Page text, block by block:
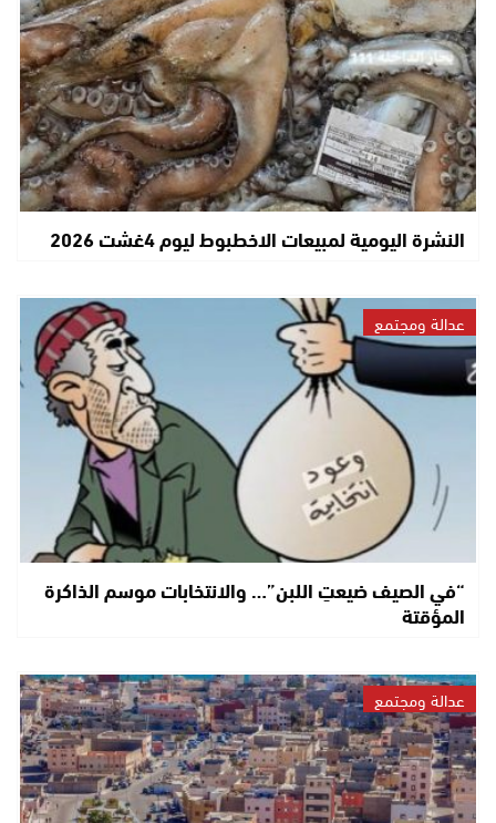
النشرة اليومية لمبيعات الاخطبوط ليوم 4غشت 2026
عدالة ومجتمع
“في الصيف ضيعتِ اللبن”… والانتخابات موسم الذاكرة
المؤقتة
عدالة ومجتمع